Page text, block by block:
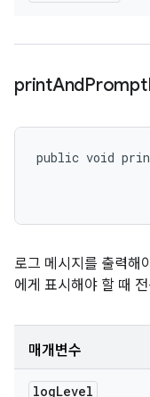
printAndPrompt
public void
로그 메시지를 출력해
에게 표시해야 할 때
매개변수
logLevel